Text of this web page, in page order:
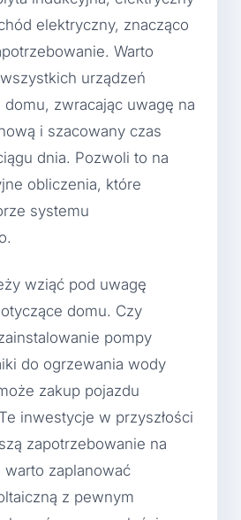
elektryczny, znacząco
Warto
urządzeń
zwracając uwagę na
i szacowany czas
dnia. Pozwoli to na
obliczenia, które
systemu
wziąć pod uwagę
domu. Czy
pompy
do ogrzewania wody
zakup pojazdu
inwestycje w przyszłości
zapotrzebowanie na
zaplanować
z pewnym